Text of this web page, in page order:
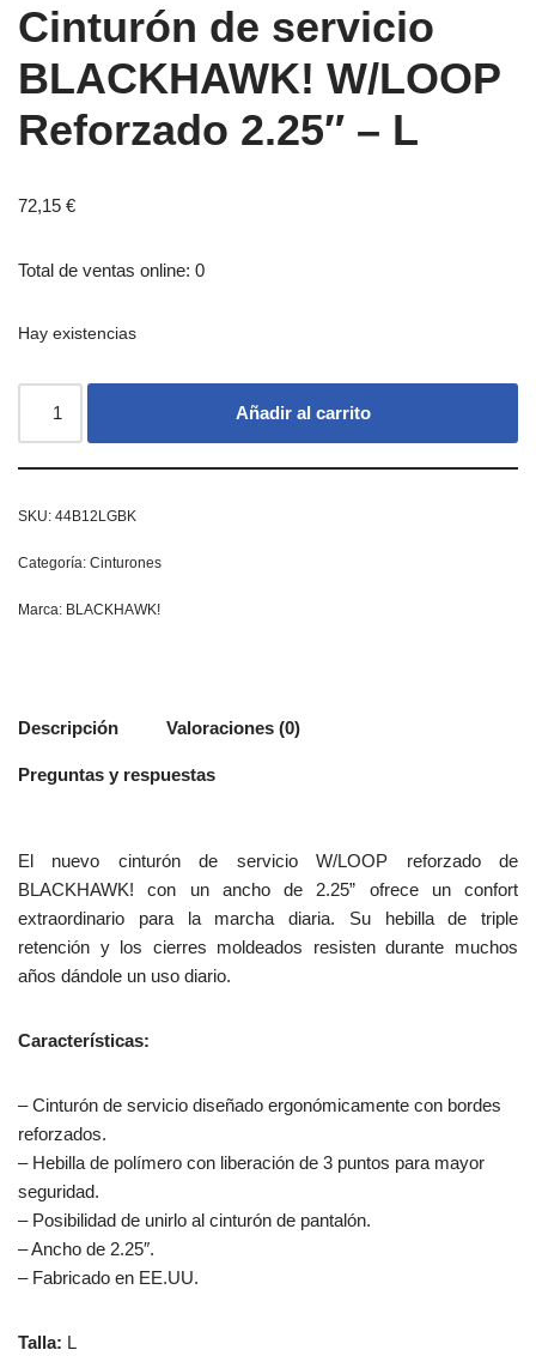
Cinturón de servicio
BLACKHAWK! W/LOOP
Reforzado 2.25″ – L
72,15 €
Total de ventas online: 0
Hay existencias
Añadir al carrito
SKU: 44B12LGBK
Categoría: Cinturones
Marca: BLACKHAWK!
Descripción Valoraciones (0)
Preguntas y respuestas
El nuevo cinturón de servicio W/LOOP reforzado de
BLACKHAWK! con un ancho de 2.25” ofrece un confort
extraordinario para la marcha diaria. Su hebilla de triple
retención y los cierres moldeados resisten durante muchos
años dándole un uso diario.
Características:
– Cinturón de servicio diseñado ergonómicamente con bordes
reforzados.
– Hebilla de polímero con liberación de 3 puntos para mayor
seguridad.
– Posibilidad de unirlo al cinturón de pantalón.
– Ancho de 2.25″.
– Fabricado en EE.UU.
Talla: L